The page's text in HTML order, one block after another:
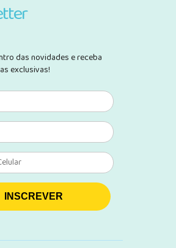
das novidades e receba
exclusivas!
INSCREVER